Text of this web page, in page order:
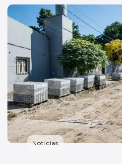
Noticias